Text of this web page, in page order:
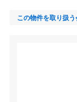
この物件を取り扱